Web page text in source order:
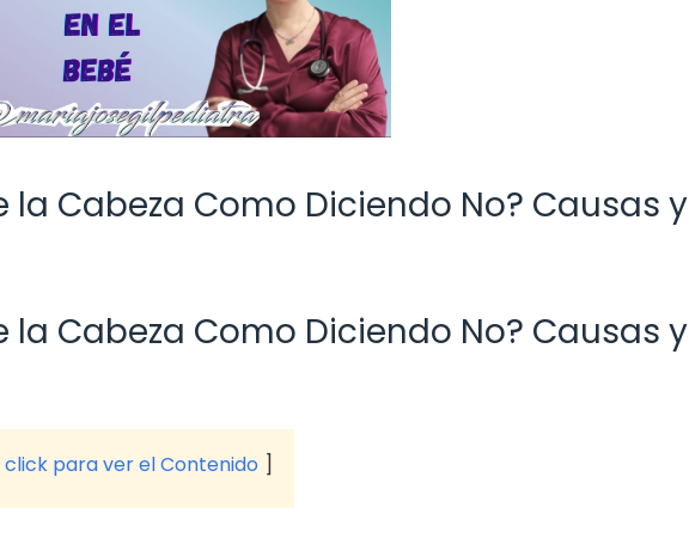
la Cabeza Como Diciendo No? Causas y
la Cabeza Como Diciendo No? Causas y
click para ver el Contenido